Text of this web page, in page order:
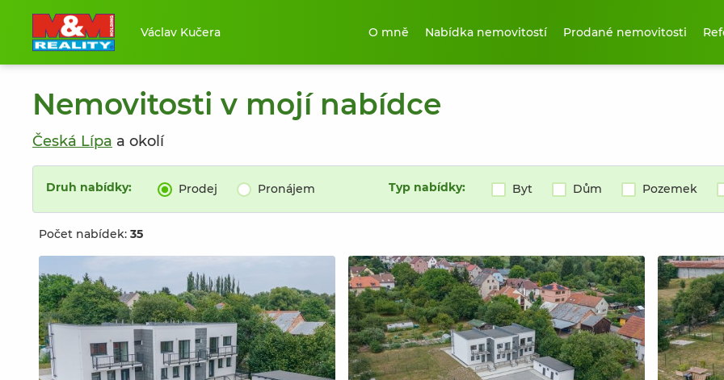
O mně Nabídka nemovitostí Prodané nemovitosti
Václav Kučera
Nemovitosti v mojí nabídce
Česká Lípa a okolí
Druh nabídky: Prodej Pronájem Typ nabídky: Byt Dům Pozemek
Počet nabídek: 35